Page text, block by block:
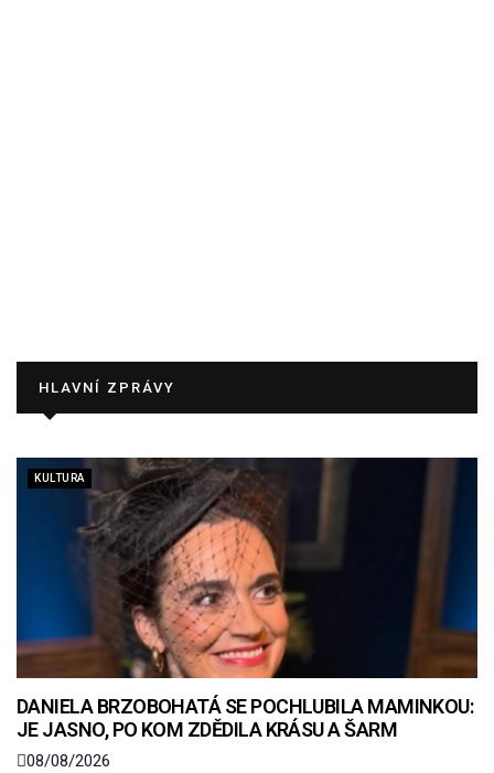
HLAVNÍ ZPRÁVY
KULTURA
DANIELA BRZOBOHATÁ SE POCHLUBILA MAMINKOU:
JE JASNO, PO KOM ZDĚDILA KRÁSU A ŠARM
08/08/2026